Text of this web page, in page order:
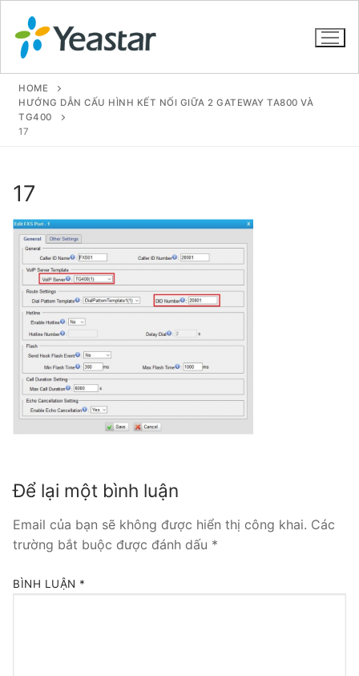
Tổng đài VoIP Yeastar S412
Tổng đài VoIP Yeastar S20
Tổng đài VoIP Yeastar S50
Tổng đài VoIP Yeastar S100
Tổng đài VoIP Yeastar S300
HOSTED PHONE SYSTEM
IPPBX FOR LARGE ENTERPRISES
Tổng đài Yeastar K2
FXS VoIP Gateway
HOME
HƯỚNG DẪN CẤU HÌNH KẾT NỐI GIỮA 2 GATEWAY TA800 VÀ
TG400
17
17
Để lại một bình luận
Email của bạn sẽ không được hiển thị công khai. Các
trường bắt buộc được đánh dấu *
BÌNH LUẬN *